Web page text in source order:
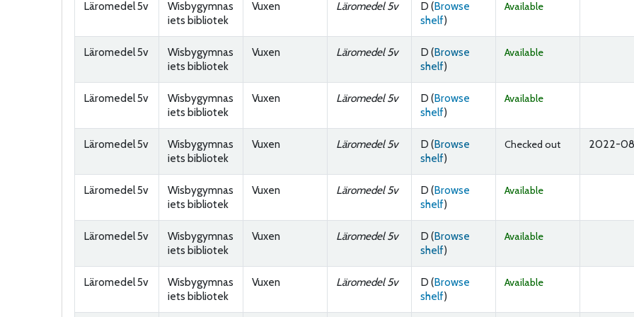
Läromedel 5v
Wisbygymnas
iets bibliotek
Vuxen Läromedel 5v D (Browse
shelf(Opens below)
)
Available
Läromedel 5v
Wisbygymnas
iets bibliotek
Vuxen Läromedel 5v D (Browse
shelf(Opens below)
)
Available
Läromedel 5v
Wisbygymnas
iets bibliotek
Vuxen Läromedel 5v D (Browse
shelf(Opens below)
)
Available
Läromedel 5v
Wisbygymnas
iets bibliotek
Vuxen Läromedel 5v D (Browse
shelf(Opens below)
)
Checked out 2022-
Läromedel 5v
Wisbygymnas
iets bibliotek
Vuxen Läromedel 5v D (Browse
shelf(Opens below)
)
Available
Läromedel 5v
Wisbygymnas
iets bibliotek
Vuxen Läromedel 5v D (Browse
shelf(Opens below)
)
Available
Läromedel 5v
Wisbygymnas
iets bibliotek
Vuxen Läromedel 5v D (Browse
shelf(Opens below)
)
Available